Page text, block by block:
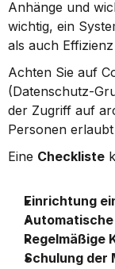
Anhänge und
wichtig, ein
als auch
Achten Sie auf
(Datenschutz-
der Zugriff auf
Personen
Eine Checkliste
Einrichtung
Regelmäßige
Schulung der